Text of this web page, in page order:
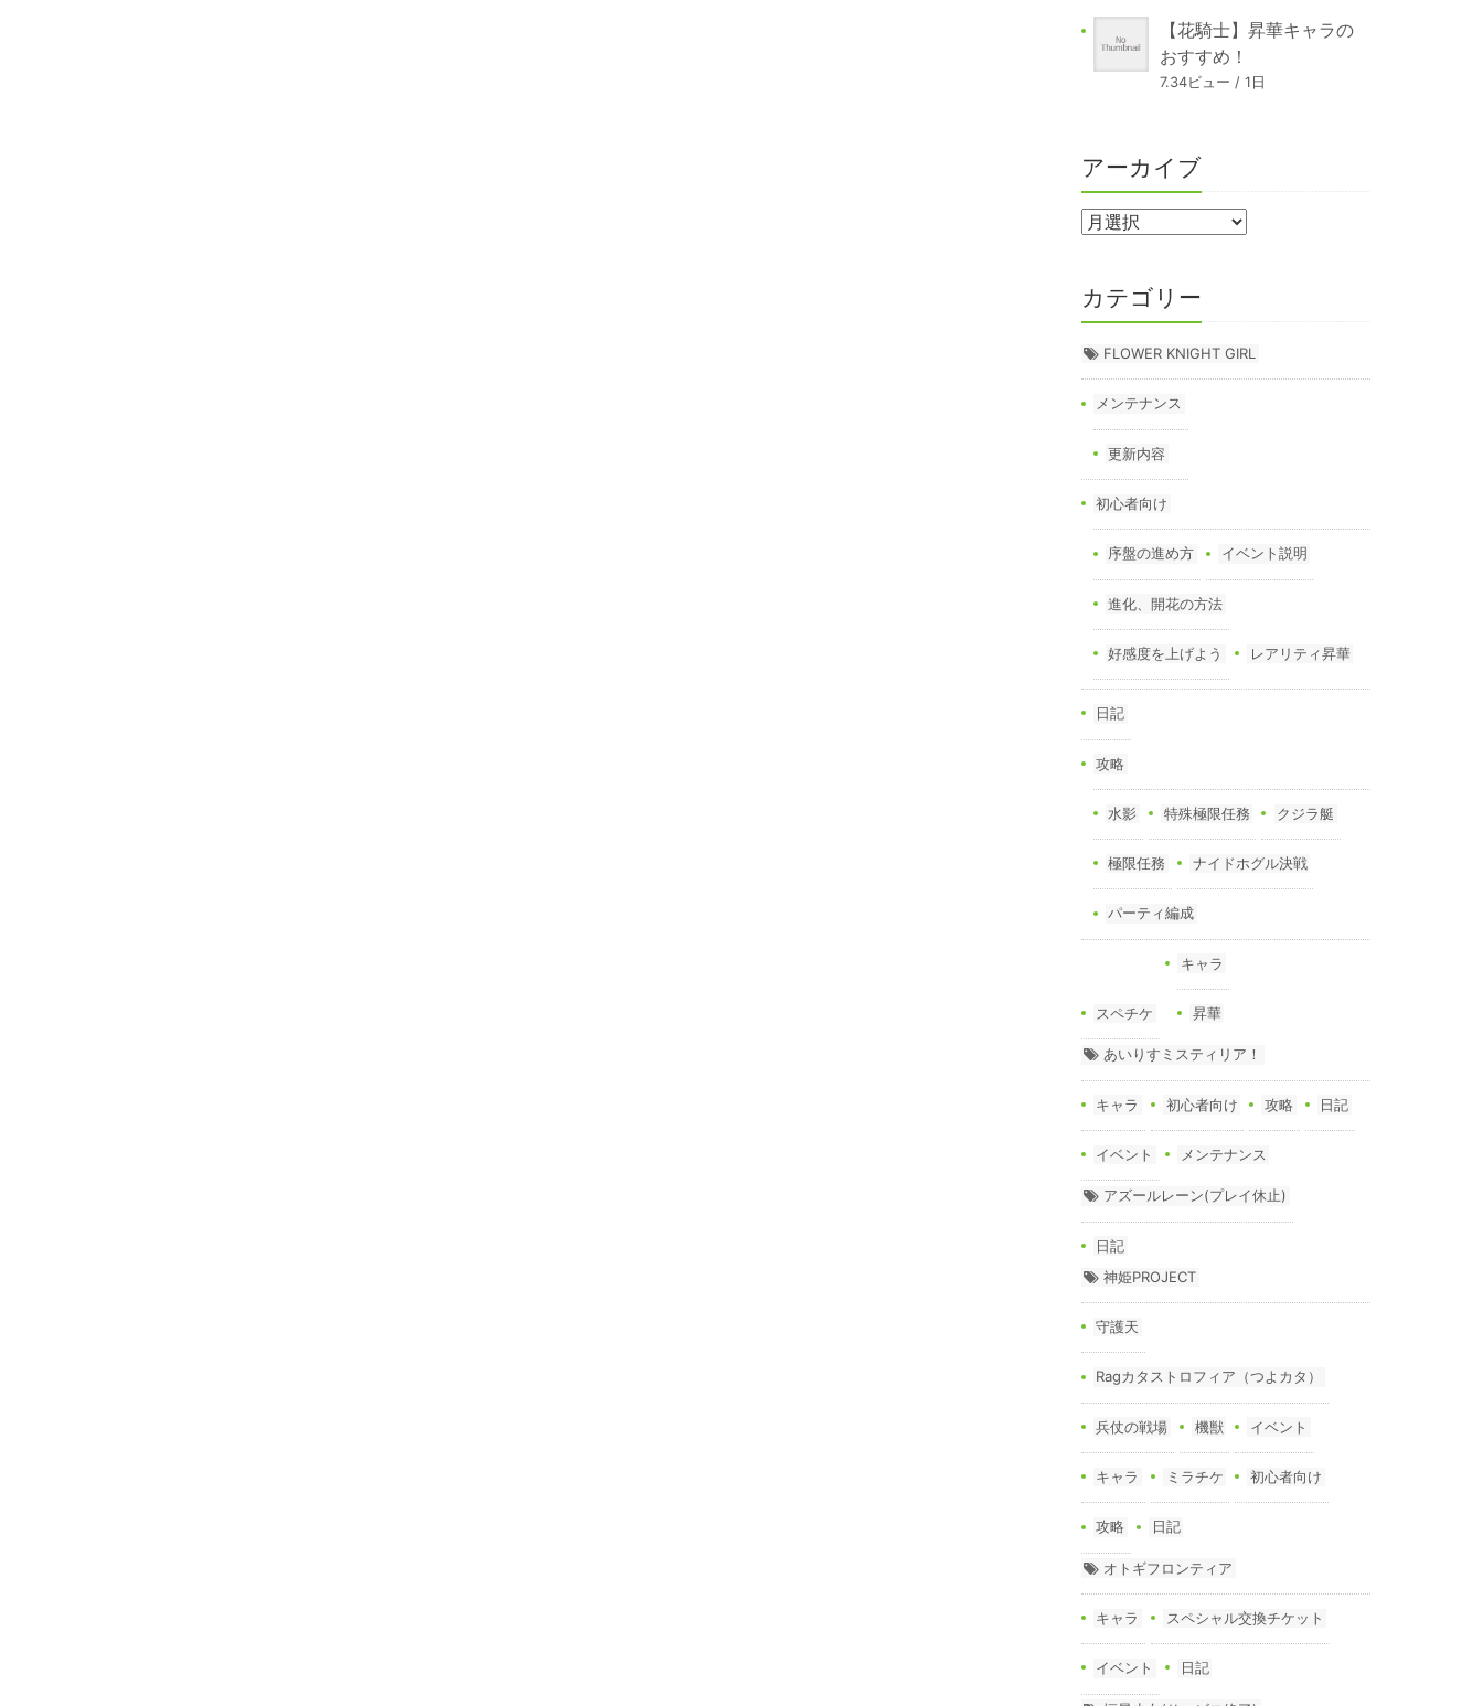
【花騎士】昇華キャラの
おすすめ！
7.34ビュー / 1日
アーカイブ
カテゴリー
FLOWER KNIGHT GIRL
メンテナンス
更新内容
初心者向け
序盤の進め方 イベント説明
進化、開花の方法
好感度を上げよう レアリティ昇華
日記
攻略
水影 特殊極限任務 クジラ艇
極限任務 ナイドホグル決戦
パーティ編成
スペチケ
キャラ
昇華
あいりすミスティリア！
キャラ 初心者向け 攻略 日記
イベント メンテナンス
アズールレーン(プレイ休止)
日記
神姫PROJECT
守護天
Ragカタストロフィア（つよカタ）
兵仗の戦場 機獣 イベント
キャラ ミラチケ 初心者向け
攻略 日記
オトギフロンティア
キャラ スペシャル交換チケット
イベント 日記